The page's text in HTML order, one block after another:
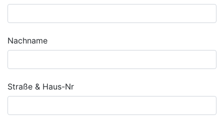
Nachname
Straße & Haus-Nr